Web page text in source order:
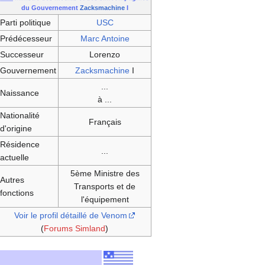
du Gouvernement Zacksmachine I
Parti politique
USC
Prédécesseur
Marc Antoine
Successeur
Lorenzo
Gouvernement
Zacksmachine I
Naissance
à ...
Nationalité
d'origine
Français
Résidence
actuelle
Autres
fonctions
5ème Ministre des
Transports et de
l'équipement
Voir le profil détaillé de Venom
(Forums Simland)